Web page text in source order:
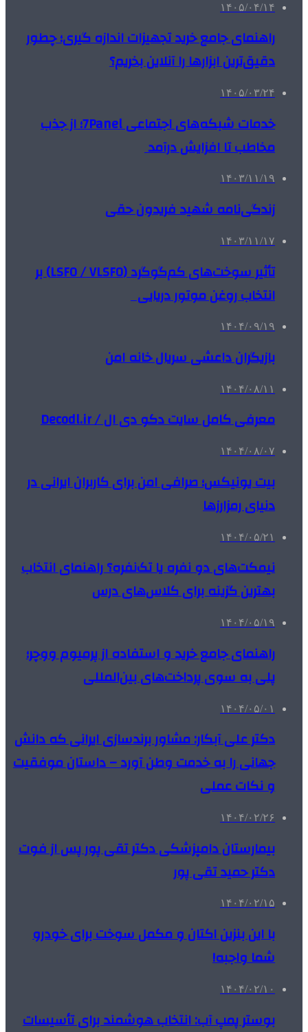
۱۴۰۵/۰۴/۱۴
راهنمای جامع خرید تجهیزات اندازه گیری؛ چطور
دقیق‌ترین ابزارها را آنلاین بخریم؟
۱۴۰۵/۰۳/۲۴
خدمات شبکه‌های اجتماعی 7Panel؛ از جذب
مخاطب تا افزایش درآمد
۱۴۰۳/۱۱/۱۹
زندگی‌نامه شهید فریدون حقی
۱۴۰۳/۱۱/۱۷
تأثیر سوخت‌های کم‌گوگرد (LSFO / VLSFO) بر
انتخاب روغن موتور دریایی
۱۴۰۴/۰۹/۱۹
بازیگران داعشی سریال خانه امن
۱۴۰۴/۰۸/۱۱
معرفی کامل سایت دکو دی ال / Decodl.ir
۱۴۰۴/۰۸/۰۷
بیت یونیکس؛ صرافی امن برای کاربران ایرانی در
دنیای رمزارزها
۱۴۰۴/۰۵/۲۱
نیمکت‌های دو نفره یا تک‌نفره؟ راهنمای انتخاب
بهترین گزینه برای کلاس‌های درس
۱۴۰۴/۰۵/۱۹
راهنمای جامع خرید و استفاده از پرمیوم ووچر؛
پلی به سوی پرداخت‌های بین‌المللی
۱۴۰۴/۰۵/۰۱
دکتر علی آبکار: مشاور برندسازی ایرانی که دانش
جهانی را به خدمت وطن آورد – داستان موفقیت
و نکات عملی
۱۴۰۴/۰۲/۲۶
بیمارستان دامپزشکی دکتر تقی پور پس از فوت
دکتر حمید تقی پور
۱۴۰۴/۰۲/۱۵
با این بنزین اکتان و مکمل سوخت برای خودرو
شما واجبه!
۱۴۰۴/۰۲/۱۰
بوستر پمپ آب: انتخاب هوشمند برای تأسیسات